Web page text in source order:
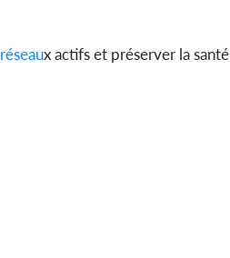
réseaux actifs et préserver la santé